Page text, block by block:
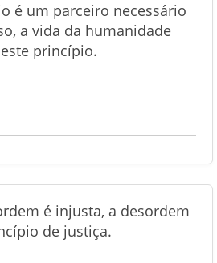
é um parceiro necessário
a vida da humanidade
princípio.
é injusta, a desordem
de justiça.